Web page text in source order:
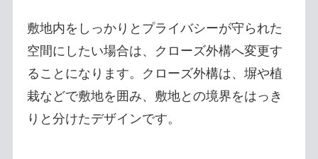
敷地内をしっかりとプライバシーが守られた
空間にしたい場合は、クローズ外構へ変更す
ることになります。クローズ外構は、塀や植
栽などで敷地を囲み、敷地との境界をはっき
りと分けたデザインです。